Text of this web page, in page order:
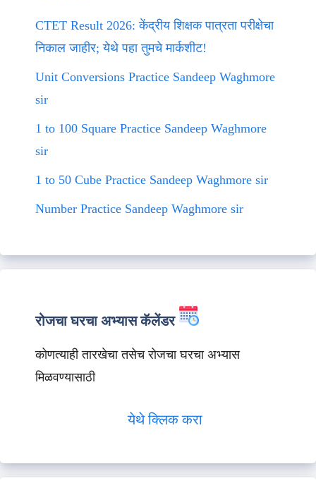
CTET Result 2026: केंद्रीय शिक्षक पात्रता परीक्षेचा
निकाल जाहीर; येथे पहा तुमचे मार्कशीट!
Unit Conversions Practice Sandeep Waghmore
sir
1 to 100 Square Practice Sandeep Waghmore
sir
1 to 50 Cube Practice Sandeep Waghmore sir
Number Practice Sandeep Waghmore sir
रोजचा घरचा अभ्यास कॅलेंडर
कोणत्याही तारखेचा तसेच रोजचा घरचा अभ्यास
मिळवण्यासाठी
येथे क्लिक करा